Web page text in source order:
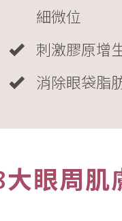
細微位
刺激膠原增
消除眼袋脂
眼周肌